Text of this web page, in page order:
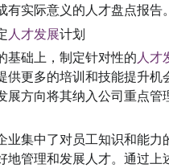
有实际意义的人才盘点报告。
人才发展计划
基础上，制定针对性的人才
供更多的培训和技能提升机
展方向将其纳入公司重点管
业集中了对员工知识和能力
地管理和发展人才。通过上